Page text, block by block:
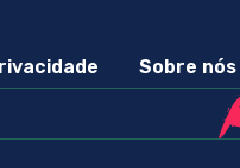
Sobre nós